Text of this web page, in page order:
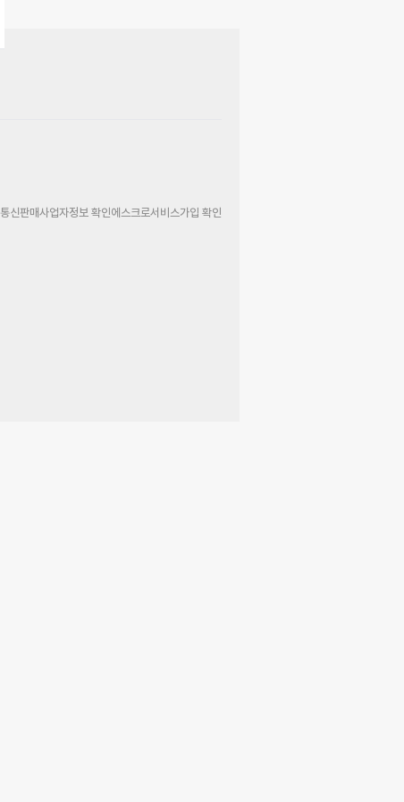
통신판매사업자정보 확인에스크로서비스가입 확인